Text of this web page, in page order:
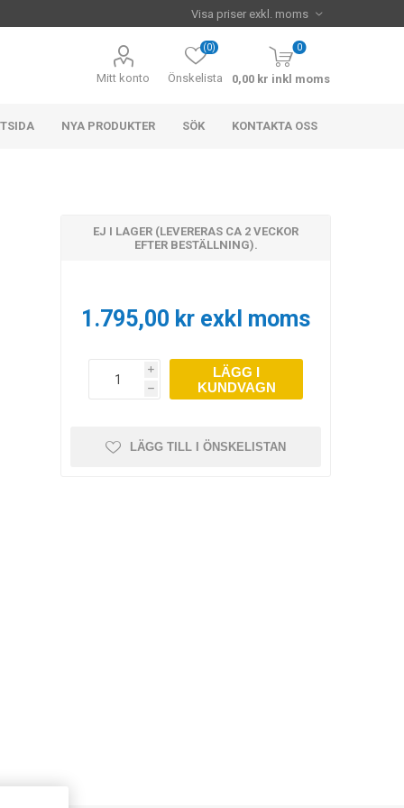
Mitt konto Önskelista
(0) 0
0,00 kr inkl moms
NYA PRODUKTER SÖK KONTAKTA OSS
EJ I LAGER (LEVERERAS CA 2 VECKOR
EFTER BESTÄLLNING).
1.795,00 kr exkl moms
i
h
LÄGG I
KUNDVAGN
LÄGG TILL I ÖNSKELISTAN